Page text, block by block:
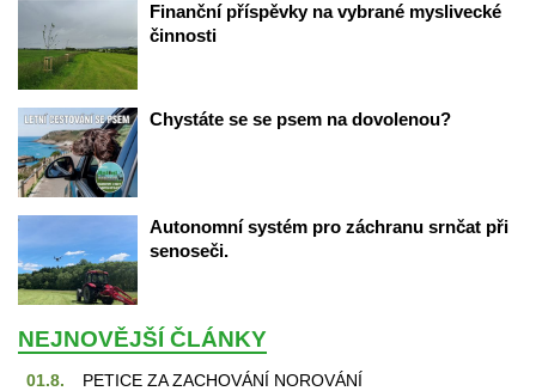
Finanční příspěvky na vybrané myslivecké
činnosti
Chystáte se se psem na dovolenou?
Autonomní systém pro záchranu srnčat při
enoseči.
NEJNOVĚJŠÍ ČLÁNKY
01.8. PETICE ZA ZACHOVÁNÍ NOROVÁNÍ